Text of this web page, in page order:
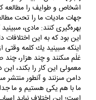
اشخاص و طوايف را مطالعه
جهات ماديات ما را تحت
بهره‌گيرى كنند: مادى،
اين بود كه به اين اختلافات
اينكه مى‏بينيد يك كلمه
عَلَم مى‏كنند و چند هزار،
معمولى اين كار را بكند،
دامن مى‏زنند و آنطور منتشر
ما با هم يكى هستيم و ما